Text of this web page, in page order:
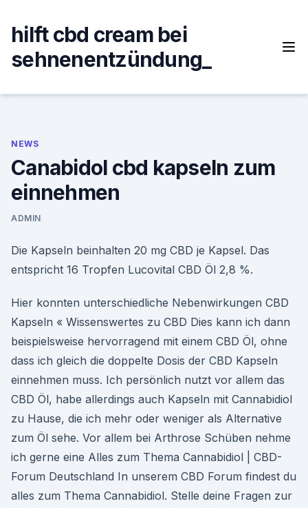
content
hilft cbd cream bei
sehnenentzündung_
NEWS
Canabidol cbd kapseln zum
einnehmen
ADMIN
Die Kapseln beinhalten 20 mg CBD je Kapsel. Das
entspricht 16 Tropfen Lucovital CBD Öl 2,8 %.
Hier konnten unterschiedliche Nebenwirkungen CBD
Kapseln « Wissenswertes zu CBD Dies kann ich dann
beispielsweise hervorragend mit einem CBD Öl, ohne
dass ich gleich die doppelte Dosis der CBD Kapseln
einnehmen muss. Ich persönlich nutzt vor allem das
CBD Öl, habe allerdings auch Kapseln mit Cannabidiol
zu Hause, die ich mehr oder weniger als Alternative
zum Öl sehe. Vor allem bei Arthrose Schüben nehme
ich gerne eine Alles zum Thema Cannabidiol | CBD-
Forum Deutschland In unserem CBD Forum findest du
alles zum Thema Cannabidiol. Stelle deine Fragen zur